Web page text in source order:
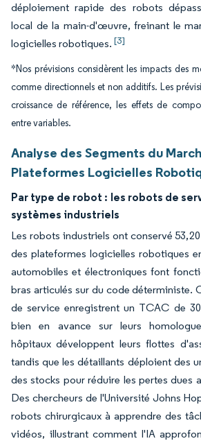
déploiement rapide des robots
local de la main-d'œuvre, freinant le
logicielles robotiques. [3]
*Nos prévisions considèrent les impacts des
comme directionnels et non additifs. Les
croissance de référence, les effets de
entre variables.
Analyse des Segments du
Plateformes Logicielles
Par type de robot : les robots de
systèmes industriels
Les robots industriels ont conservé
des plateformes logicielles robotiques
automobiles et électroniques font
bras articulés sur du code déterministe.
de service enregistrent un TCAC de
bien en avance sur leurs
hôpitaux développent leurs flottes
tandis que les détaillants déploient des
des stocks pour réduire les pertes dues
Des chercheurs de l'Université Johns
robots chirurgicaux à apprendre des
vidéos, illustrant comment l'IA